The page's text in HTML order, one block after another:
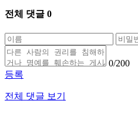
전체 댓글 0
0/200
등록
전체 댓글 보기